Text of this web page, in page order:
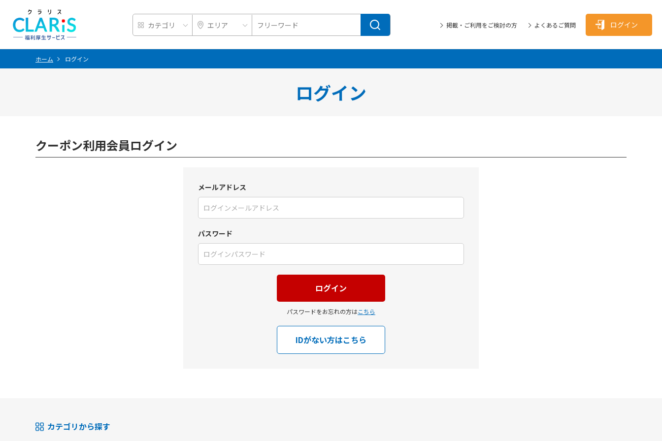
掲載・ご利用をご検討の方 よくあるご質問 ログイン
ホーム ログイン
ログイン
クーポン利用会員ログイン
メールアドレス
パスワード
パスワードをお忘れの方はこちら
IDがない方はこちら
カテゴリから探す